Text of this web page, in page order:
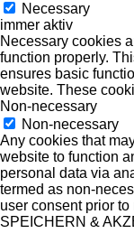
Necessary
immer aktiv
Necessary cookies
function properly.
ensures basic
website. These
Non-necessary
Non-necessary
Any cookies that
website to function
personal data via
termed as non-
user consent prior
SPEICHERN &